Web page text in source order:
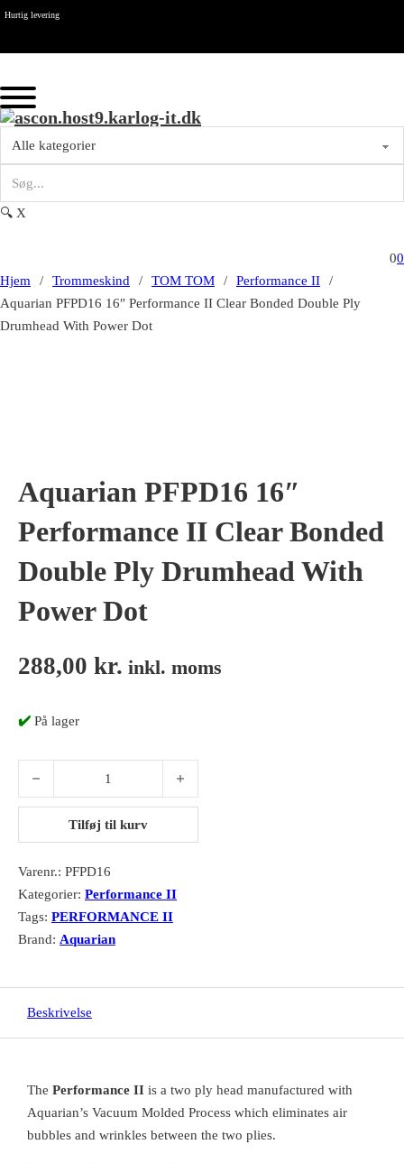
Spring til hovedindhold
Spring til sidefod
Hurtig levering
🔍 X
00
Hjem
/ Trommeskind / TOM TOM / Performance II
/
Aquarian PFPD16 16″ Performance II Clear Bonded Double Ply
Drumhead With Power Dot
Aquarian PFPD16 16″
Performance II Clear Bonded
Double Ply Drumhead With
Power Dot
288,00 kr. inkl. moms
✔️ På lager
Tilføj til kurv
Varenr.: PFPD16
Kategorier: Performance II
Tags: PERFORMANCE II
Brand: Aquarian
Beskrivelse
The Performance II is a two ply head manufactured with
Aquarian’s Vacuum Molded Process which eliminates air
bubbles and wrinkles between the two plies.